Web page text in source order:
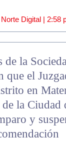
Digital | 2:58
de la
que el
en
la Ciudad
y